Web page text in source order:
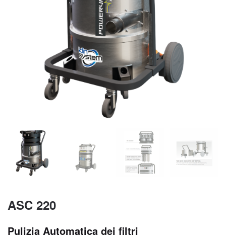
ASC 220
Pulizia Automatica dei filtri